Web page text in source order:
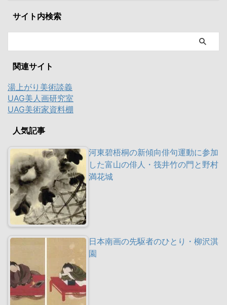
サイト内検索
関連サイト
湯上がり美術談義
UAG美人画研究室
UAG美術家資料棚
人気記事
河東碧梧桐の新傾向俳句運動に参加
した富山の俳人・筏井竹の門と野村
満花城
日本南画の先駆者のひとり・柳沢淇
園